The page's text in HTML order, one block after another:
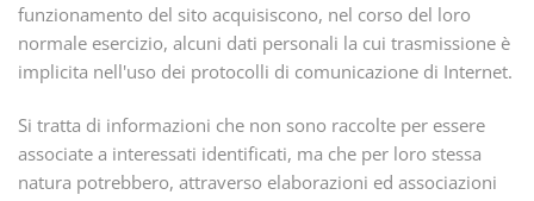
funzionamento del sito acquisiscono, nel corso del loro
normale esercizio, alcuni dati personali la cui trasmissione è
implicita nell'uso dei protocolli di comunicazione di Internet.
Si tratta di informazioni che non sono raccolte per essere
associate a interessati identificati, ma che per loro stessa
natura potrebbero, attraverso elaborazioni ed associazioni